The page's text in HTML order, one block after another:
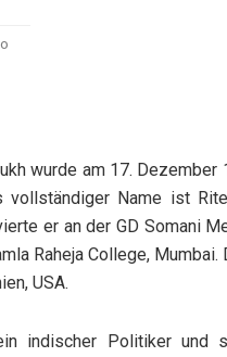
wurde am 17. Dezember
Name ist
er an der GD Somani
Raheja College, Mumbai.
USA.
indischer Politiker